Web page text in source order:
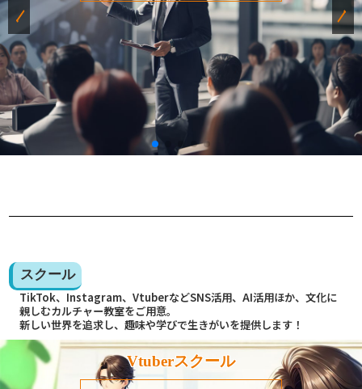
スクール
TikTok、Instagram、VtuberなどSNS活用、AI活用ほか、文化に
親しむカルチャー教室をご用意。
新しい世界を追求し、趣味や学びで生きがいを提供します！
Vtuberスクール